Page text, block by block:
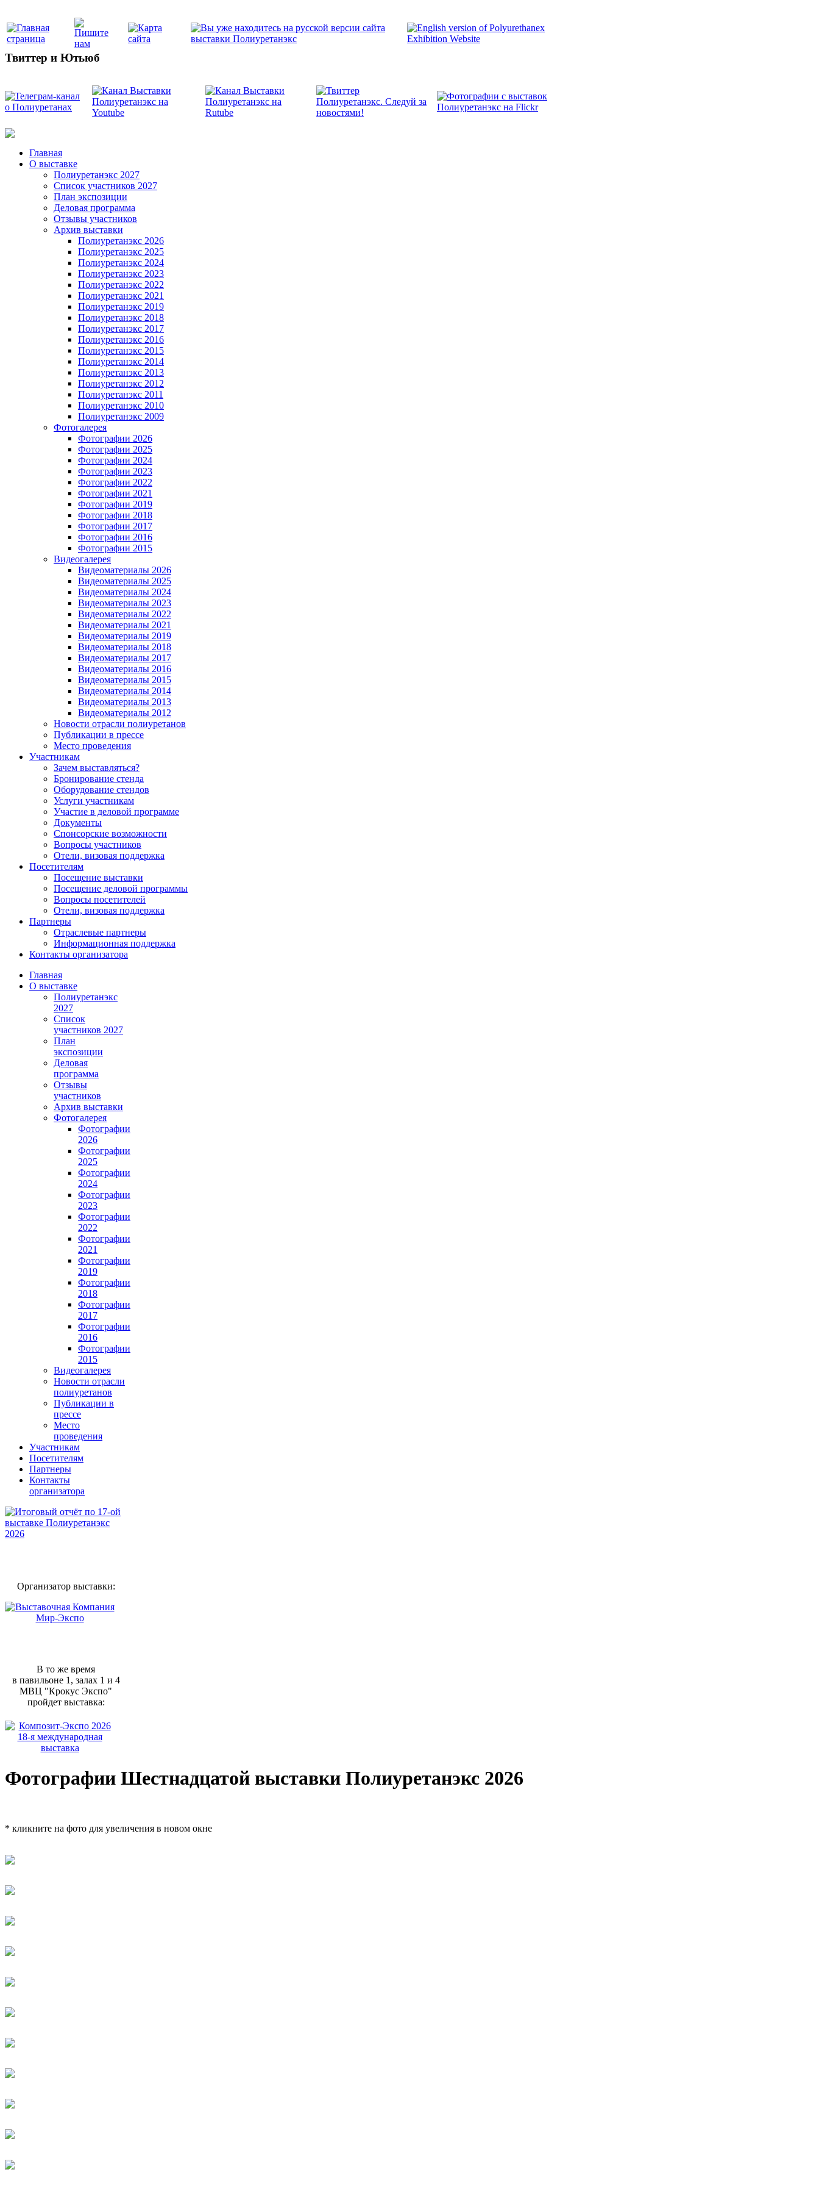
Твиттер и Ютьюб
Главная
О выставке
Полиуретанэкс 2027
Список участников 2027
План экспозиции
Деловая программа
Отзывы участников
Архив выставки
Полиуретанэкс 2026
Полиуретанэкс 2025
Полиуретанэкс 2024
Полиуретанэкс 2023
Полиуретанэкс 2022
Полиуретанэкс 2021
Полиуретанэкс 2019
Полиуретанэкс 2018
Полиуретанэкс 2017
Полиуретанэкс 2016
Полиуретанэкс 2015
Полиуретанэкс 2014
Полиуретанэкс 2013
Полиуретанэкс 2012
Полиуретанэкс 2011
Полиуретанэкс 2010
Полиуретанэкс 2009
Фотогалерея
Фотографии 2026
Фотографии 2025
Фотографии 2024
Фотографии 2023
Фотографии 2022
Фотографии 2021
Фотографии 2019
Фотографии 2018
Фотографии 2017
Фотографии 2016
Фотографии 2015
Видеогалерея
Видеоматериалы 2026
Видеоматериалы 2025
Видеоматериалы 2024
Видеоматериалы 2023
Видеоматериалы 2022
Видеоматериалы 2021
Видеоматериалы 2019
Видеоматериалы 2018
Видеоматериалы 2017
Видеоматериалы 2016
Видеоматериалы 2015
Видеоматериалы 2014
Видеоматериалы 2013
Видеоматериалы 2012
Новости отрасли полиуретанов
Публикации в прессе
Место проведения
Участникам
Зачем выставляться?
Бронирование стенда
Оборудование стендов
Услуги участникам
Участие в деловой программе
Документы
Спонсорские возможности
Вопросы участников
Отели, визовая поддержка
Посетителям
Посещение выставки
Посещение деловой программы
Вопросы посетителей
Отели, визовая поддержка
Партнеры
Отраслевые партнеры
Информационная поддержка
Контакты организатора
Главная
О выставке
Полиуретанэкс
2027
Список
участников 2027
План
экспозиции
Деловая
программа
Отзывы
участников
Архив выставки
Фотогалерея
Фотографии
2026
Фотографии
2025
Фотографии
2024
Фотографии
2023
Фотографии
2022
Фотографии
2021
Фотографии
2019
Фотографии
2018
Фотографии
2017
Фотографии
2016
Фотографии
2015
Видеогалерея
Новости отрасли
полиуретанов
Публикации в
прессе
Место
проведения
Участникам
Посетителям
Партнеры
Контакты
организатора
Организатор выставки:
В то же время
в павильоне 1, залах 1 и 4
МВЦ "Крокус Экспо"
пройдет выставка:
Фотографии Шестнадцатой выставки Полиуретанэкс 2026
* кликните на фото для увеличения в новом окне